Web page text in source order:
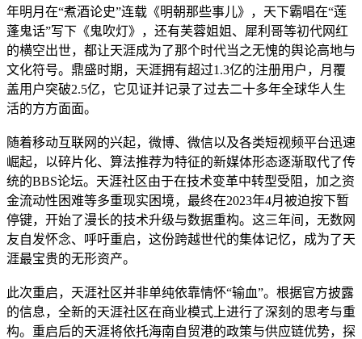
年明月在“煮酒论史”连载《明朝那些事儿》，天下霸唱在“莲
蓬鬼话”写下《鬼吹灯》，还有芙蓉姐姐、犀利哥等初代网红
的横空出世，都让天涯成为了那个时代当之无愧的舆论高地与
文化符号。鼎盛时期，天涯拥有超过1.3亿的注册用户，月覆
盖用户突破2.5亿，它见证并记录了过去二十多年全球华人生
活的方方面面。
随着移动互联网的兴起，微博、微信以及各类短视频平台迅速
崛起，以碎片化、算法推荐为特征的新媒体形态逐渐取代了传
统的BBS论坛。天涯社区由于在技术变革中转型受阻，加之资
金流动性困难等多重现实困境，最终在2023年4月被迫按下暂
停键，开始了漫长的技术升级与数据重构。这三年间，无数网
友自发怀念、呼吁重启，这份跨越世代的集体记忆，成为了天
涯最宝贵的无形资产。
此次重启，天涯社区并非单纯依靠情怀“输血”。根据官方披露
的信息，全新的天涯社区在商业模式上进行了深刻的思考与重
构。重启后的天涯将依托海南自贸港的政策与供应链优势，探